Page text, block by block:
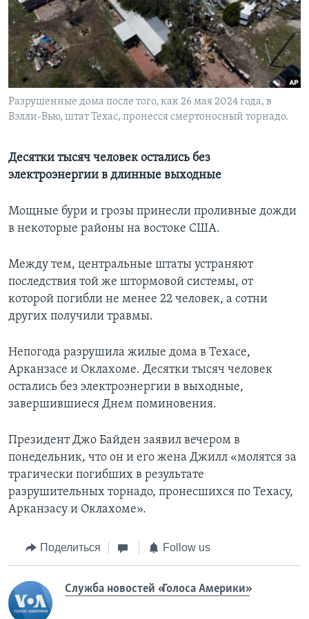
Learning English
СОЦИАЛЬНЫЕ СЕТИ
Разрушенные дома после того, как 26 мая 2024 года, в
Вэлли-Вью, штат Техас, пронесся смертоносный торнадо.
Десятки тысяч человек остались без
электроэнергии в длинные выходные
Мощные бури и грозы принесли проливные дожди
в некоторые районы на востоке США.
Между тем, центральные штаты устраняют
последствия той же штормовой системы, от
которой погибли не менее 22 человек, а сотни
других получили травмы.
Непогода разрушила жилые дома в Техасе,
Арканзасе и Оклахоме. Десятки тысяч человек
остались без электроэнергии в выходные,
завершившиеся Днем поминовения.
Президент Джо Байден заявил вечером в
понедельник, что он и его жена Джилл «молятся за
трагически погибших в результате
разрушительных торнадо, пронесшихся по Техасу,
Арканзасу и Оклахоме».
Поделиться Follow us
Служба новостей «Голоса Америки»